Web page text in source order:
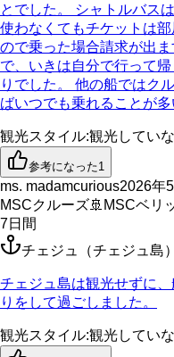
とでした。 シャトルバス
使わなくてもチケットは
ので乗った場合請求が出
で、いきは自分で行って
りでした。 他の船ではク
ばいつでも乗れることが多
観光スタイル:観光してい
参考になった1
ms. madamcurious2026年
MSCクルーズ🚢 MSCベリ
7日間
チェジュ（チェジュ島）
チェジュ島は観光せずに
りをして過ごしました。
観光スタイル:観光してい